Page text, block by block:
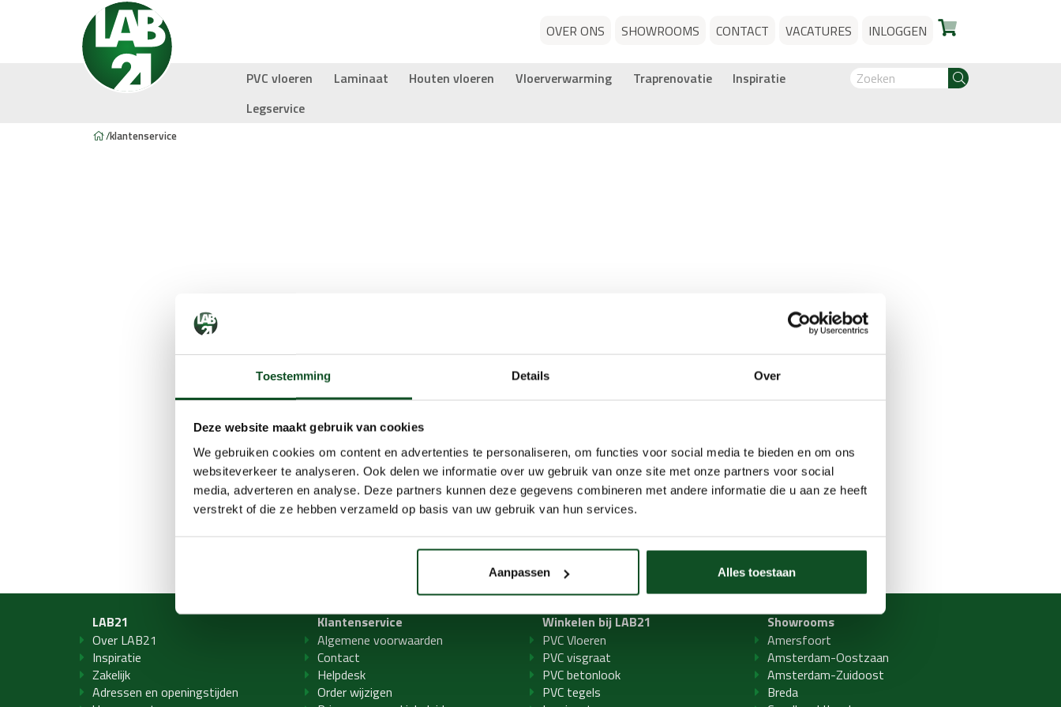
Toestemming Details Over
Deze website maakt gebruik van cookies
We gebruiken cookies om content en advertenties te personaliseren, om functies voor social media te bieden en om ons
websiteverkeer te analyseren. Ook delen we informatie over uw gebruik van onze site met onze partners voor social
media, adverteren en analyse. Deze partners kunnen deze gegevens combineren met andere informatie die u aan ze heeft
verstrekt of die ze hebben verzameld op basis van uw gebruik van hun services.
Aanpassen Alles toestaan
OVER ONS SHOWROOMS CONTACT VACATURES INLOGGEN
PVC vloeren Laminaat Houten vloeren Vloerverwarming Traprenovatie
Inspiratie
Legservice
/klantenservice
LAB21
Over LAB21
Inspiratie
Zakelijk
Adressen en openingstijden
Klantenservice
Algemene voorwaarden
Contact
Helpdesk
Order wijzigen
Winkelen bij LAB21
PVC Vloeren
PVC visgraat
PVC betonlook
PVC tegels
Showrooms
Amersfoort
Amsterdam-Oostzaan
Amsterdam-Zuidoost
Breda